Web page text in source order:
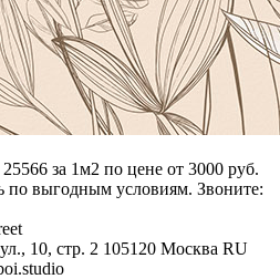
за 1м2 по цене от 3000 руб.
по выгодным условиям. Звоните:
10, стр. 2 105120 Москва RU